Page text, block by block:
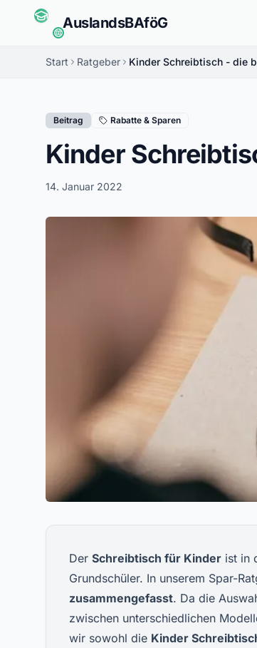
AuslandsBAföG
Start Ratgeber Kinder Schreibtisch - die
Beitrag Rabatte & Sparen
Kinder
14. Januar 2022
Der Schreibtisch für Kinder ist in
Grundschüler. In unserem Spar-
zusammengefasst. Da die
zwischen unterschiedlichen
wir sowohl die Kinder